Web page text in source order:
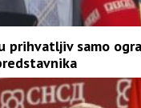
prihvatljiv samo